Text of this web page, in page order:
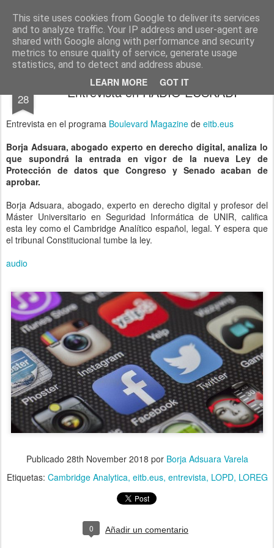
This site uses cookies from Google to deliver its services
and to analyze traffic. Your IP address and user-agent are
shared with Google along with performance and security
metrics to ensure quality of service, generate usage
statistics, and to detect and address abuse.
LEARN MORE GOT IT
menos tecnología y más pedagogía conceptos y reflexiones sobre la sociedad de la información
Pages
28 Entrevista en RADIO EUSKADI
Entrevista en el programa Boulevard Magazine de eitb.eus
Borja Adsuara, abogado experto en derecho digital, analiza lo
que supondrá la entrada en vigor de la nueva Ley de
Protección de datos que Congreso y Senado acaban de
aprobar.
Borja Adsuara, abogado, experto en derecho digital y profesor del
Máster Universitario en Seguridad Informática de UNIR, califica
esta ley como el Cambridge Analítico español, legal. Y espera que
el tribunal Constitucional tumbe la ley.
audio
Publicado 28th November 2018 por Borja Adsuara Varela
Etiquetas: Cambridge Analytica eitb.eus entrevista LOPD LOREG
0 Añadir un comentario